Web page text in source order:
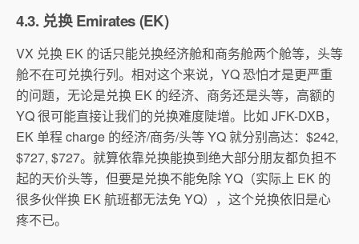
4.3. 兑换 Emirates (EK)
VX 兑换 EK 的话只能兑换经济舱和商务舱两个舱等，头等
舱不在可兑换行列。相对这个来说，YQ 恐怕才是更严重
的问题，无论是兑换 EK 的经济、商务还是头等，高额的
YQ 很可能直接让我们的兑换难度陡增。比如 JFK-DXB，
EK 单程 charge 的经济/商务/头等 YQ 就分别高达：$242,
$727, $727。就算依靠兑换能换到绝大部分朋友都负担不
起的天价头等，但要是兑换不能免除 YQ（实际上 EK 的
很多伙伴换 EK 航班都无法免 YQ），这个兑换依旧是心
疼不已。